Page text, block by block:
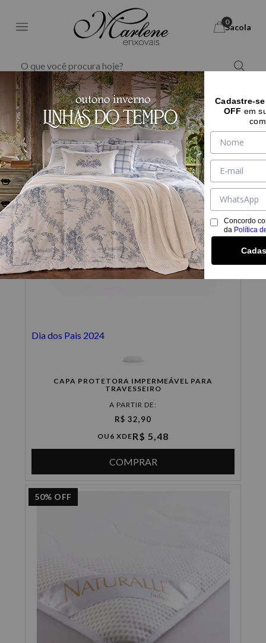
0
Sacola
PROTETOR DE COLCHÃO
Filtrar Ordernar Por
Dia dos Pais 2024
CAPA PROTETORA IMPERMEÁVEL PARA
TRAVESSEIRO
A PARTIR DE:
R$ 32,90
OU 6 XDER$ 5,48
COMPRAR
50% OFF
Cadastre-se
OFF em
Concordo
da Política